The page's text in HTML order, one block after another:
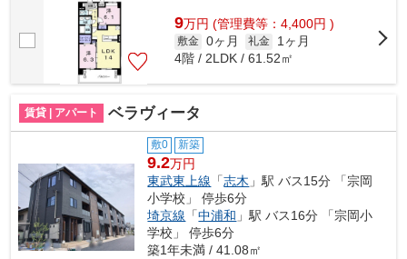
9万円 (管理費等：4,400円 )
敷金 0ヶ月 礼金
1ヶ月
4階 / 2LDK / 61.52㎡
賃貸 | アパート ベラヴィータ
敷0 新築
9.2万円
東武東上線 「志木 」駅 バス15分 「宗岡
小学校」 停歩6分
埼京線 「中浦和 」駅 バス16分 「宗岡小
学校」 停歩6分
築1年未満 / 41.08㎡